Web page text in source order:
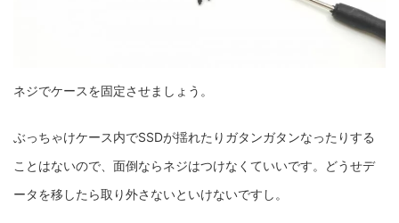
ネジでケースを固定させましょう。
ぶっちゃけケース内でSSDが揺れたりガタンガタンなったりする
ことはないので、面倒ならネジはつけなくていいです。どうせデ
ータを移したら取り外さないといけないですし。